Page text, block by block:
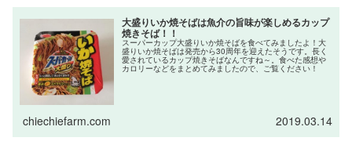
大盛りいか焼そばは魚介の旨味が楽しめるカップ
焼きそば！！
スーパーカップ大盛りいか焼そばを食べてみましたよ！大
盛りいか焼そばは発売から30周年を迎えたそうです。長く
愛されているカップ焼きそばなんですね～。食べた感想や
カロリーなどをまとめてみましたので、ご覧ください！
chiechiefarm.com 2019.03.14